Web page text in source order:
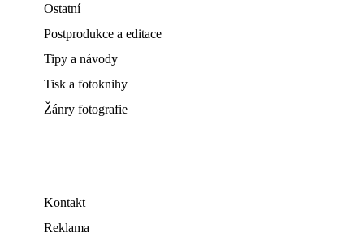
Ostatní
Postprodukce a editace
Tipy a návody
Tisk a fotoknihy
Žánry fotografie
Kontakt
Reklama